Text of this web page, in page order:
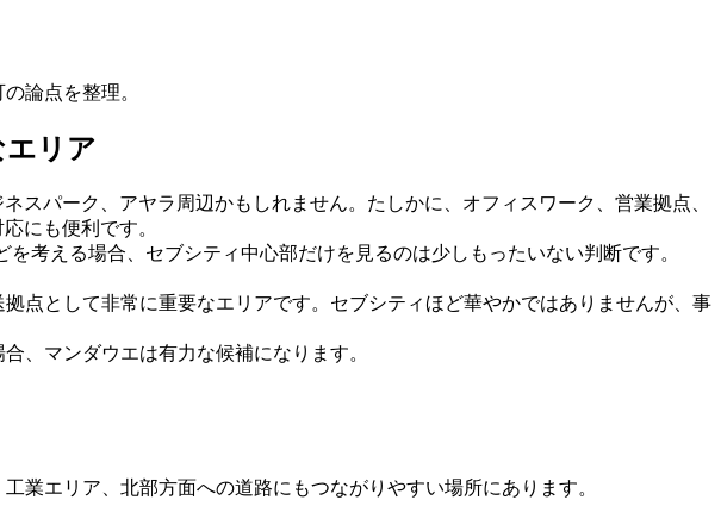
論点を整理。
エリア
パーク、アヤラ周辺かもしれません。たしかに、オフィスワーク、営業拠点、
にも便利です。
考える場合、セブシティ中心部だけを見るのは少しもったいない判断です。
点として非常に重要なエリアです。セブシティほど華やかではありませんが、事
、マンダウエは有力な候補になります。
業エリア、北部方面への道路にもつながりやすい場所にあります。